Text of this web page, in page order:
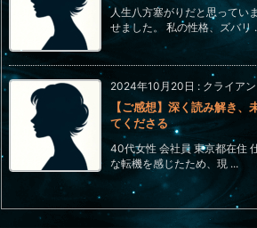
人生八方塞がりだと思ってい
せました。 私の性格、ズバリ
2024年10月20日 : クライア
【ご感想】深く読み解き
てくださる
40代女性 会社員 東京都在住
な転機を感じたため、現 ...